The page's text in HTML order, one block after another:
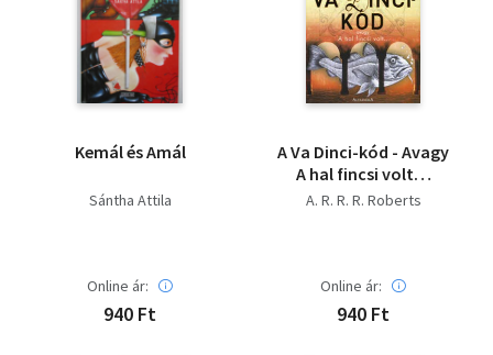
Kemál és Amál
Sántha Attila
Online ár:
940 Ft
A Va Dinci-kód - Avagy
A hal fincsi volt…
A. R. R. R. Roberts
Online ár:
940 Ft